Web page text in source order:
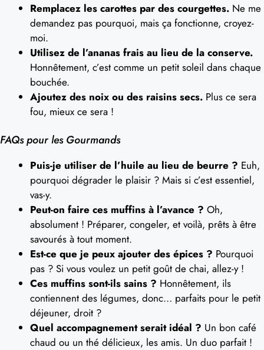
Remplacez les carottes par des courgettes. Ne me
demandez pas pourquoi, mais ça fonctionne, croyez-
moi.
Utilisez de l’ananas frais au lieu de la conserve.
Honnêtement, c’est comme un petit soleil dans chaque
bouchée.
Ajoutez des noix ou des raisins secs. Plus ce sera
fou, mieux ce sera !
FAQs pour les Gourmands
Puis-je utiliser de l’huile au lieu de beurre ? Euh,
pourquoi dégrader le plaisir ? Mais si c’est essentiel,
vas-y.
Peut-on faire ces muffins à l’avance ? Oh,
absolument ! Préparer, congeler, et voilà, prêts à être
savourés à tout moment.
Est-ce que je peux ajouter des épices ? Pourquoi
pas ? Si vous voulez un petit goût de chai, allez-y !
Ces muffins sont-ils sains ? Honnêtement, ils
contiennent des légumes, donc… parfaits pour le petit
déjeuner, droit ?
Quel accompagnement serait idéal ? Un bon café
chaud ou un thé délicieux, les amis. Un duo parfait !